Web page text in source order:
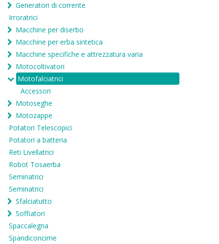
Generatori di corrente
Irroratrici
Macchine per diserbo
Macchine per erba sintetica
Macchine specifiche e attrezzatura varia
Motocoltivatori
Motofalciatrici
Accessori
Motoseghe
Motozappe
Potatori Telescopici
Potatori a batteria
Reti Livellatrici
Robot Tosaerba
Seminatrici
Seminatrici
Sfalciatutto
Soffiatori
Spaccalegna
Spandiconcime